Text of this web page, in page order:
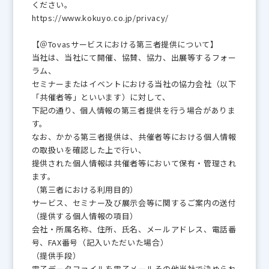
ください。
https://www.kokuyo.co.jp/privacy/
【＠Tovasサービスにおける第三者提供について】
当社は、当社にて開催、協賛、協力、出展等するフォー
ラム、
セミナーまたはイベントにおける当社の協力会社（以下
「共催者等」といいます）に対して、
下記の通り、個人情報の第三者提供を行う場合がありま
す。
なお、かかる第三者提供は、共催者等における個人情報
の取扱いを確認した上で行い、
提供された個人情報は共催者等において保有・管理され
ます。
（第三者における利用目的）
サービス、セミナー及び展示会等に関するご案内の送付
（提供する個人情報の項目）
会社・所属名称、住所、氏名、メールアドレス、電話番
号、FAX番号（記入いただいた場合）
（提供手段）